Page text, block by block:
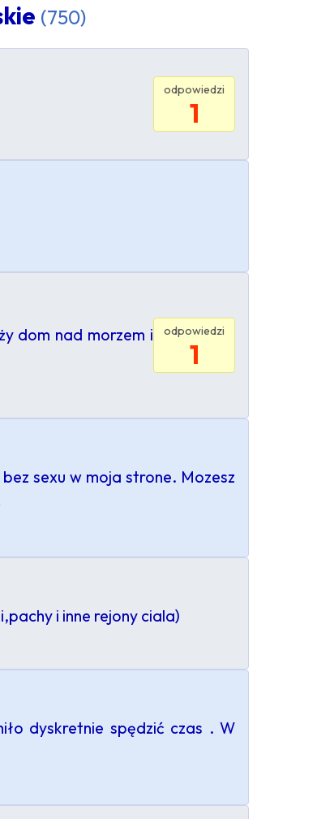
(750)
odpowiedzi
1
dom nad morzem i
odpowiedzi
1
sexu w moja strone. Mozesz
i inne rejony ciala)
dyskretnie spędzić czas . W